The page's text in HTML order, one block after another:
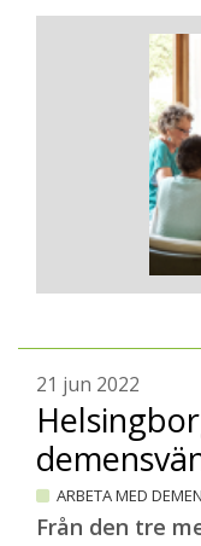
21 jun 2022
ARBETA MED
Från den tre